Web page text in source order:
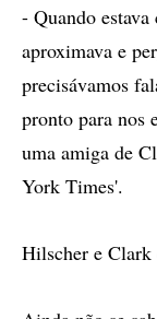
- Quando
aproximava e
precisávamos
pronto para nos
uma amiga de
York Times'.
Hilscher e Clark